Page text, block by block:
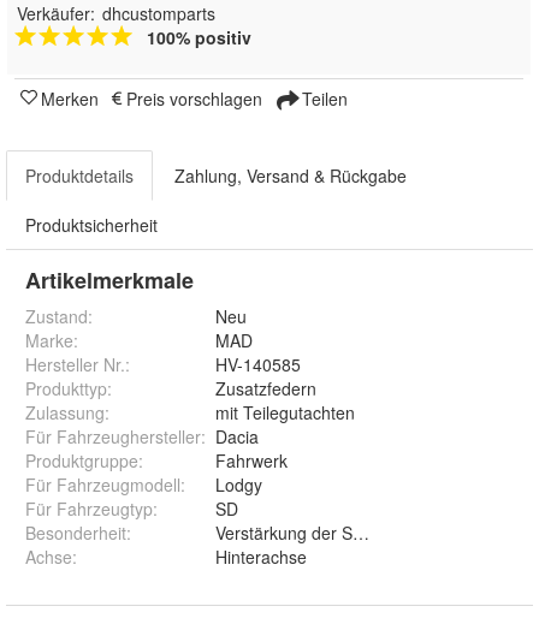
Verkäufer: dhcustomparts
100% positiv
Merken Preis vorschlagen Teilen
Produktdetails Zahlung, Versand & Rückgabe
Produktsicherheit
Artikelmerkmale
Zustand:
Neu
Marke:
MAD
Hersteller Nr.:
HV-140585
Produkttyp:
Zusatzfedern
Zulassung:
mit Teilegutachten
Für Fahrzeughersteller: Dacia
Produktgruppe:
Fahrwerk
Für Fahrzeugmodell:
Lodgy
Für Fahrzeugtyp:
SD
Besonderheit:
Verstärkung der Serienfeder
Achse: Hinterachse